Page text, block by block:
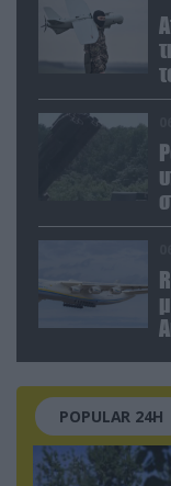
POPULAR 24H